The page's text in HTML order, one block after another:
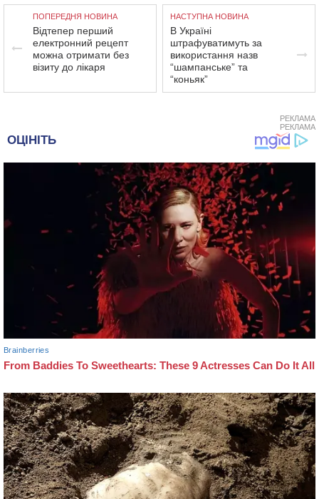
ПОПЕРЕДНЯ НОВИНА
Відтепер перший
електронний рецепт
можна отримати без
візиту до лікаря
НАСТУПНА НОВИНА
В Україні
штрафуватимуть за
використання назв
“шампанське” та
“коньяк”
РЕКЛАМА
РЕКЛАМА